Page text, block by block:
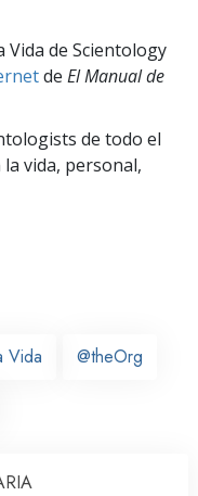
de Scientology
de El Manual de
de todo el
la vida, personal,
Vida @theOrg